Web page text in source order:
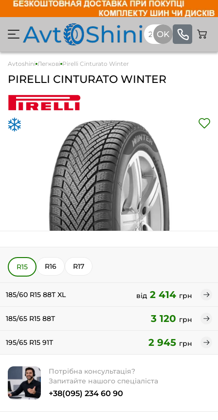
Avtoshini Легкові Pirelli Cinturato Winter
PIRELLI CINTURATO WINTER
R15 R16 R17
185/60 R15 88T XL від 2 414 грн
185/65 R15 88T 3 120 грн
195/65 R15 91T 2 945 грн
Потрібна консультація?
Запитайте нашого спеціаліста
+38(095) 234 60 90